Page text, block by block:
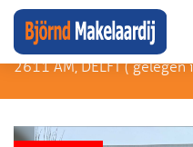
Phoenixstraat 60
2611 AM, DELFT (gelegen